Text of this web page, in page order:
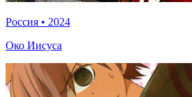
Россия • 2024
Око Иисуса